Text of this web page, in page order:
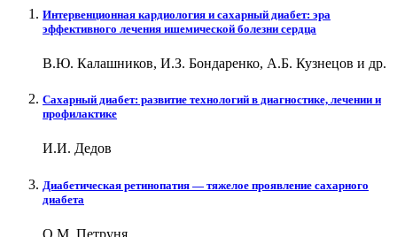
Интервенционная кардиология и сахарный диабет: эра
эффективного лечения ишемической болезни сердца
В.Ю. Калашников, И.З. Бондаренко, А.Б. Кузнецов и др.
Сахарный диабет: развитие технологий в диагностике, лечении и
профилактике
И.И. Дедов
Диабетическая ретинопатия — тяжелое проявление сахарного
диабета
О.М. Петруня